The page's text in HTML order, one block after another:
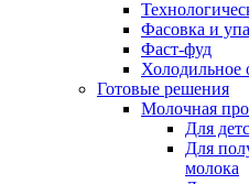
Фасовка и
Фаст-фуд
Холодильное
Готовые решения
Молочная
Для
Для
молока